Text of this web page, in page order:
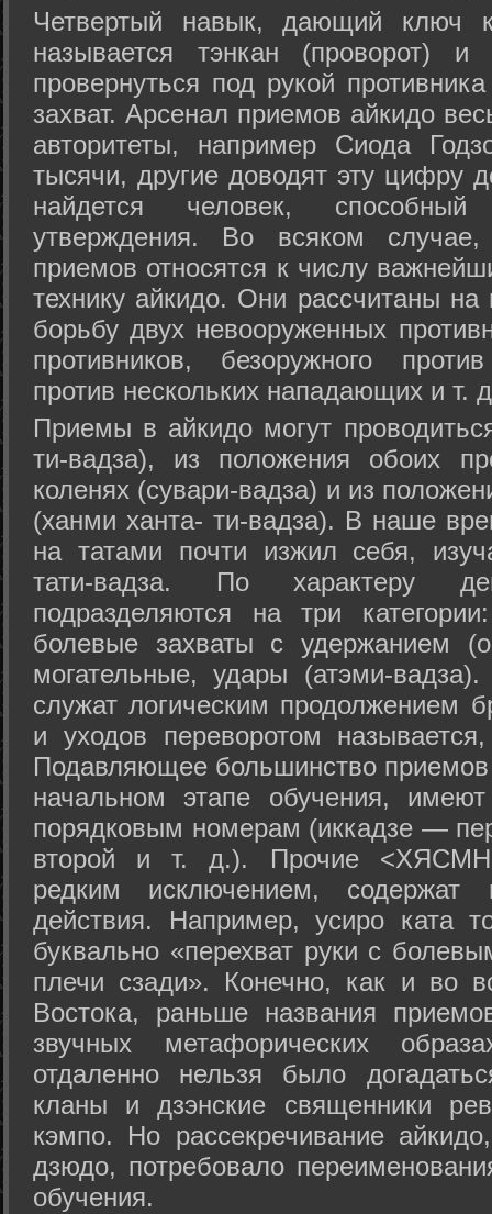
Четвертый навык, дающий ключ
называется тэнкан (проворот)
провернуться под рукой
захват. Арсенал приемов айкидо
авторитеты, например Сиода
тысячи, другие доводят эту цифру
найдется человек,
утверждения. Во всяком
приемов относятся к числу
технику айкидо. Они рассчитаны
борьбу двух невооруженных
противников, безоружного
против нескольких нападающих и т.
Приемы в айкидо могут
ти-вадза), из положения обоих
коленях (сувари-вадза) и из
(ханми ханта- ти-вадза). В наше
на татами почти изжил себя,
тати-вадза. По характеру
подразделяются на три
болевые захваты с удержанием
могательные, удары (атэми-
служат логическим продолжением
и уходов переворотом
Подавляющее большинство
начальном этапе обучения,
порядковым номерам (иккадзе —
второй и т. д.). Прочие
редким исключением, содержат
действия. Например, усиро ката
буквально «перехват руки с
плечи сзади». Конечно, как и во
Востока, раньше названия
звучных метафорических
отдаленно нельзя было
кланы и дзэнские священники
кэмпо. Но рассекречивание
дзюдо, потребовало
обучения.